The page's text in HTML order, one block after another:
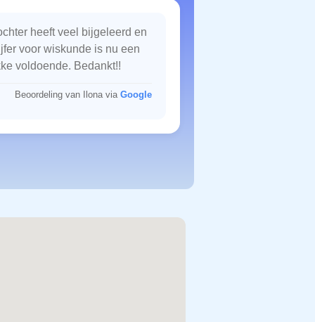
heeft veel bijgeleerd en
voor wiskunde is nu een
voldoende. Bedankt!!
Beoordeling van Ilona via Google